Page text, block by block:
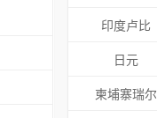
印度卢比
日元
柬埔寨瑞尔